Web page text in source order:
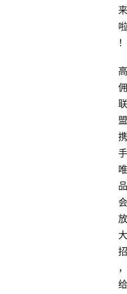
来
啦
！
高
佣
联
盟
携
手
唯
品
会
放
大
招
，
给